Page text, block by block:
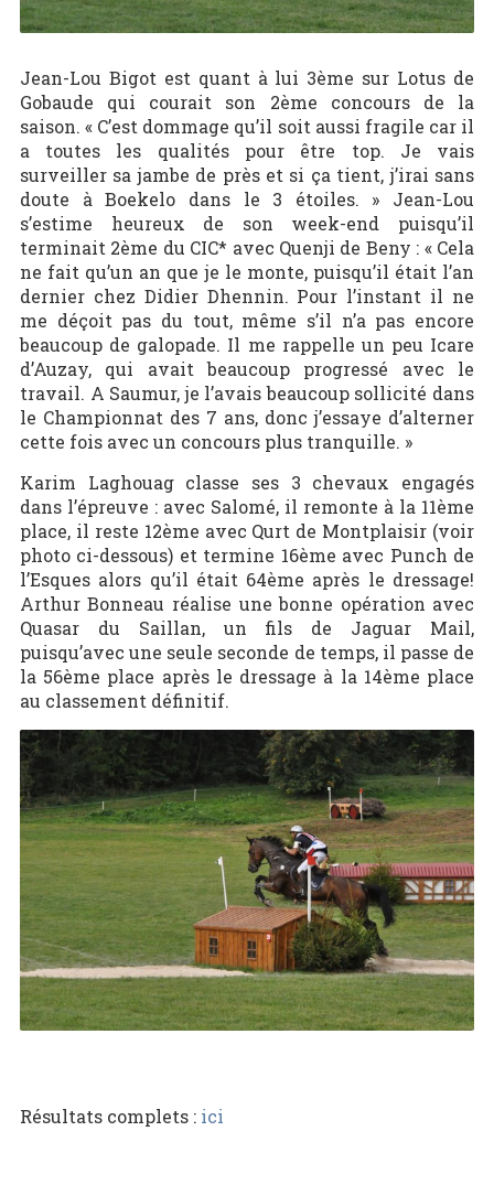
Jean-Lou Bigot est quant à lui 3ème sur Lotus de
Gobaude qui courait son 2ème concours de la
saison. « C’est dommage qu’il soit aussi fragile car il
a toutes les qualités pour être top. Je vais
surveiller sa jambe de près et si ça tient, j’irai sans
doute à Boekelo dans le 3 étoiles. » Jean-Lou
s’estime heureux de son week-end puisqu’il
terminait 2ème du CIC* avec Quenji de Beny : « Cela
ne fait qu’un an que je le monte, puisqu’il était l’an
dernier chez Didier Dhennin. Pour l’instant il ne
me déçoit pas du tout, même s’il n’a pas encore
beaucoup de galopade. Il me rappelle un peu Icare
d’Auzay, qui avait beaucoup progressé avec le
travail. A Saumur, je l’avais beaucoup sollicité dans
le Championnat des 7 ans, donc j’essaye d’alterner
cette fois avec un concours plus tranquille. »
Karim Laghouag classe ses 3 chevaux engagés
dans l’épreuve : avec Salomé, il remonte à la 11ème
place, il reste 12ème avec Qurt de Montplaisir (voir
photo ci-dessous) et termine 16ème avec Punch de
l’Esques alors qu’il était 64ème après le dressage!
Arthur Bonneau réalise une bonne opération avec
Quasar du Saillan, un fils de Jaguar Mail,
puisqu’avec une seule seconde de temps, il passe de
la 56ème place après le dressage à la 14ème place
au classement définitif.
Résultats complets : ici